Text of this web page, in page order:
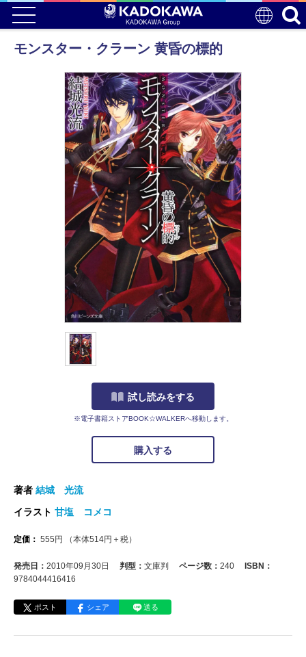
モンスター・クラーン 黄昏の標的
試し読みをする
※電子書籍ストアBOOK☆WALKERへ移動します。
購入する
著者 結城 光流
イラスト 甘塩 コメコ
定価： 555 円 （本体514円＋税）
発売日： 2010年09月30日 判型： 文庫判 ページ数： 240
ISBN：
9784044416416
ポスト シェア 送る